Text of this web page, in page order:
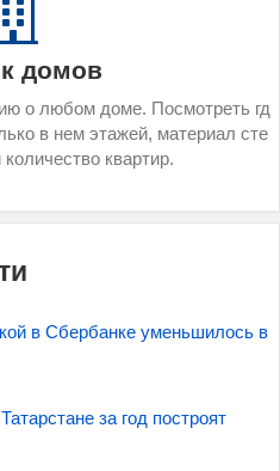
домов
о лю­бом до­ме. Пос­мотреть гд
в нем эта­жей, ма­тери­ал сте
ко­личес­тво квар­тир.
в Сбербанке уменьшилось в
за год построят